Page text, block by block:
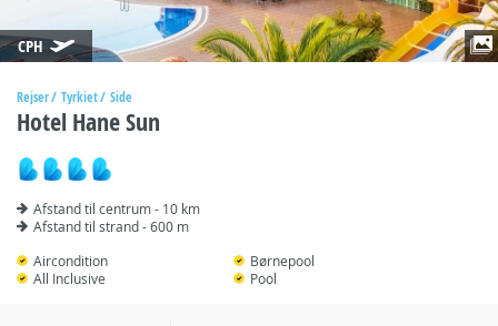
CPH
Rejser Tyrkiet Side
Hotel Hane Sun
Afstand til centrum - 10 km
Afstand til strand - 600 m
Aircondition
All Inclusive
Børnepool
Pool